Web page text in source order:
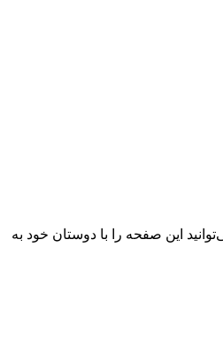
این صفحه را با دوستان خود به